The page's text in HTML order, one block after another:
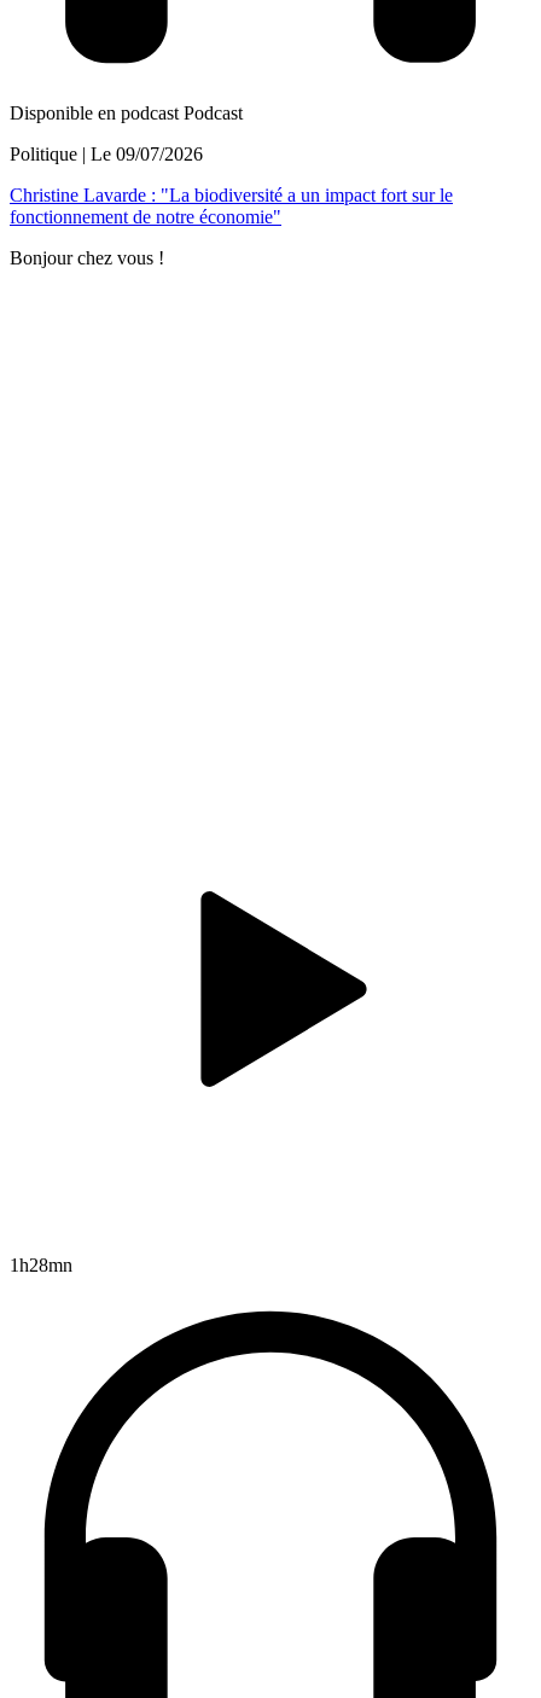
Disponible en podcast Podcast
Politique | Le 09/07/2026
Christine Lavarde : "La biodiversité a un impact fort sur le
fonctionnement de notre économie"
Bonjour chez vous !
1h28mn